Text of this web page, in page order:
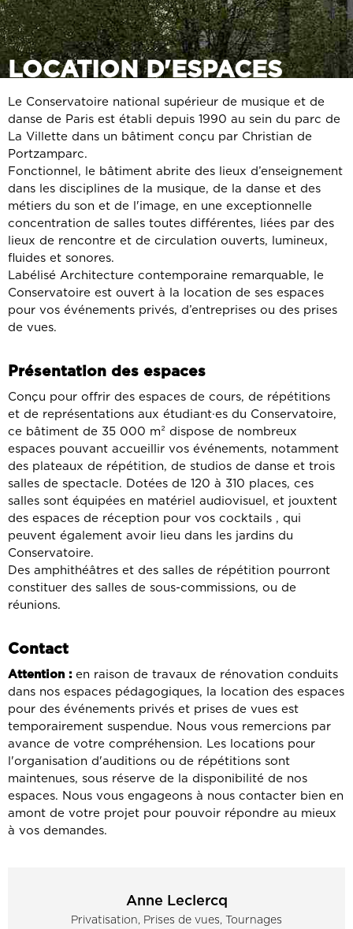
LOCATION D'ESPACES
Le Conservatoire national supérieur de musique et de
danse de Paris est établi depuis 1990 au sein du parc de
La Villette dans un bâtiment conçu par Christian de
Portzamparc.
Fonctionnel, le bâtiment abrite des lieux d’enseignement
dans les disciplines de la musique, de la danse et des
métiers du son et de l'image, en une exceptionnelle
concentration de salles toutes différentes, liées par des
lieux de rencontre et de circulation ouverts, lumineux,
fluides et sonores.
Labélisé Architecture contemporaine remarquable, le
Conservatoire est ouvert à la location de ses espaces
pour vos événements privés, d’entreprises ou des prises
de vues.
Présentation des espaces
Conçu pour offrir des espaces de cours, de répétitions
et de représentations aux étudiant·es du Conservatoire,
ce bâtiment de 35 000 m² dispose de nombreux
espaces pouvant accueillir vos événements, notamment
des plateaux de répétition, de studios de danse et trois
salles de spectacle. Dotées de 120 à 310 places, ces
salles sont équipées en matériel audiovisuel, et jouxtent
des espaces de réception pour vos cocktails , qui
peuvent également avoir lieu dans les jardins du
Conservatoire.
Des amphithéâtres et des salles de répétition pourront
constituer des salles de sous-commissions, ou de
réunions.
Contact
Attention : en raison de travaux de rénovation conduits
dans nos espaces pédagogiques, la location des espaces
pour des événements privés et prises de vues est
temporairement suspendue. Nous vous remercions par
avance de votre compréhension. Les locations pour
l'organisation d'auditions ou de répétitions sont
maintenues, sous réserve de la disponibilité de nos
espaces. Nous vous engageons à nous contacter bien en
amont de votre projet pour pouvoir répondre au mieux
à vos demandes.
Anne Leclercq
Privatisation, Prises de vues, Tournages